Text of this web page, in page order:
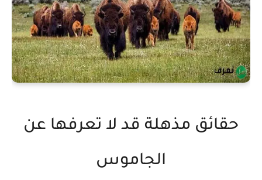
حقائق مذهلة قد لا تعرفها عن
الجاموس